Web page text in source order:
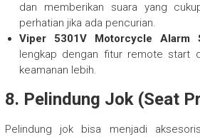
dan memberikan suara yang
perhatian jika ada pencurian.
Viper 5301V Motorcycle Alarm
lengkap dengan fitur remote start
keamanan lebih.
8. Pelindung Jok (Seat
Pelindung jok bisa menjadi